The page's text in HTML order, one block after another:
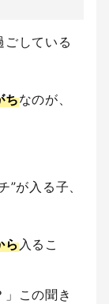
ごしている
ちなのが、
が入る子、
ら入るこ
」この聞き